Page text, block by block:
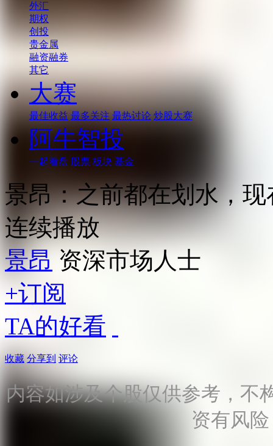
外汇
期权
创投
贵金属
融资融券
其它
大赛
最佳收益 最多关注 最热讨论 炒股大赛
阿牛智投
一起看盘 股票 板块 基金
景昂：之前都在划水，
连续播放
景昂 资深市场人士
+订阅
TA的好看
收藏 分享到 评论
内容如涉及个股仅供参考，不
资有风